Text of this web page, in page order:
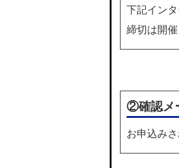
下記イン
締切は開
②確認メ
お申込み